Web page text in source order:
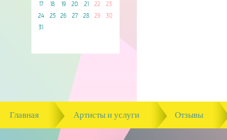
17
18 19 20 21 22
23
24
25 26 27 28 29
30
31
Главная Артисты и услуги Отзывы